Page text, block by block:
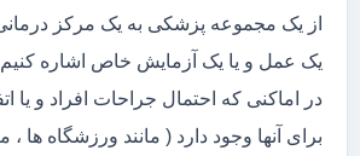
از یک مجموعه پزشکی به یک مرکز درمانی
یک عمل و یا یک آزمایش خاص اشاره
در اماکنی که احتمال جراحات افراد و یا
برای آنها وجود دارد ( مانند ورزشگاه ها